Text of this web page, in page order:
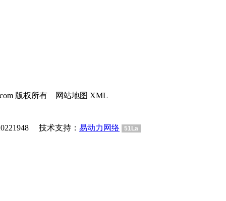
版权所有 网站地图 XML
技术支持： 易动力网络 51La